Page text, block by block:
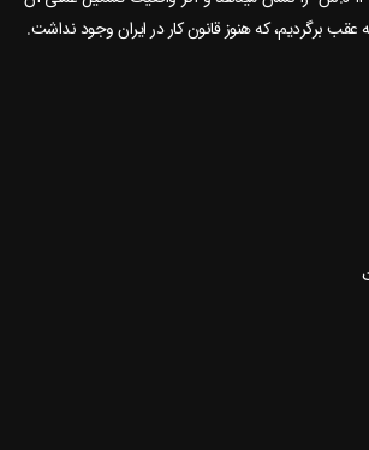
عقب برگردیم، که هنوز قانون کار در ایران وجود نداشت.